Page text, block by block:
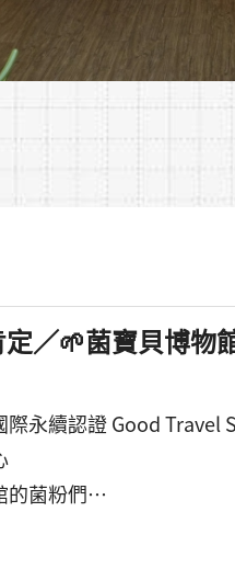
／🌱菌寶貝博物
永續認證 Good Travel
的菌粉們
這條路上💪